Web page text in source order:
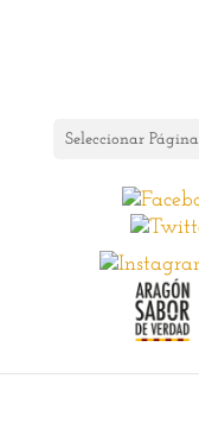
Seleccionar Página